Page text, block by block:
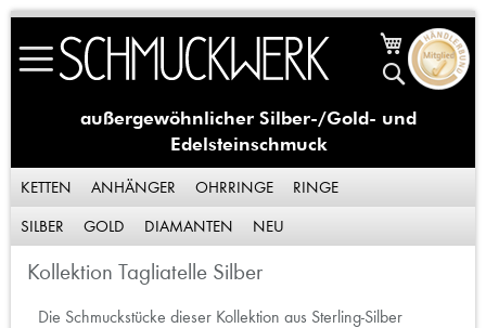
to
Content
Mein
Suche
außergewöhnlicher Silber-/Gold- und
Edelsteinschmuck
KETTEN ANHÄNGER OHRRINGE
RINGE
SILBER
GOLD DIAMANTEN NEU
Kollektion Tagliatelle Silber
Die Schmuckstücke dieser Kollektion aus Sterling-Silber